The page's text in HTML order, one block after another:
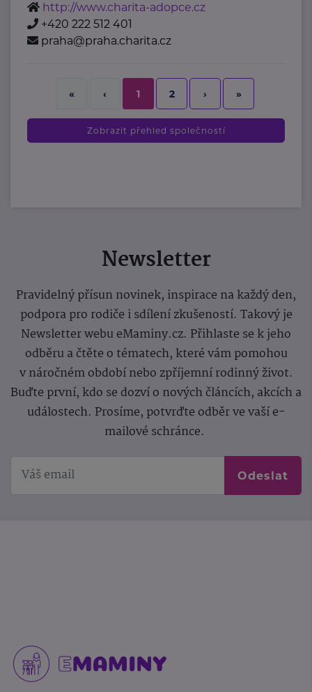
http://www.charita-adopce.cz
+420 222 512 401
praha@praha.charita.cz
« ‹ 1 2 › »
Zobrazit přehled společností
Newsletter
Pravidelný přísun novinek, inspirace na každý den,
podpora pro rodiče i sdílení zkušeností. Takový je
Newsletter webu eMaminy.cz. Přihlaste se k jeho
odběru a čtěte o tématech, které vám pomohou
v náročném období nebo zpříjemní rodinný život.
Buďte první, kdo se dozví o nových článcích, akcích a
událostech. Prosíme, potvrďte odběr ve vaší e-
mailové schránce.
Odeslat